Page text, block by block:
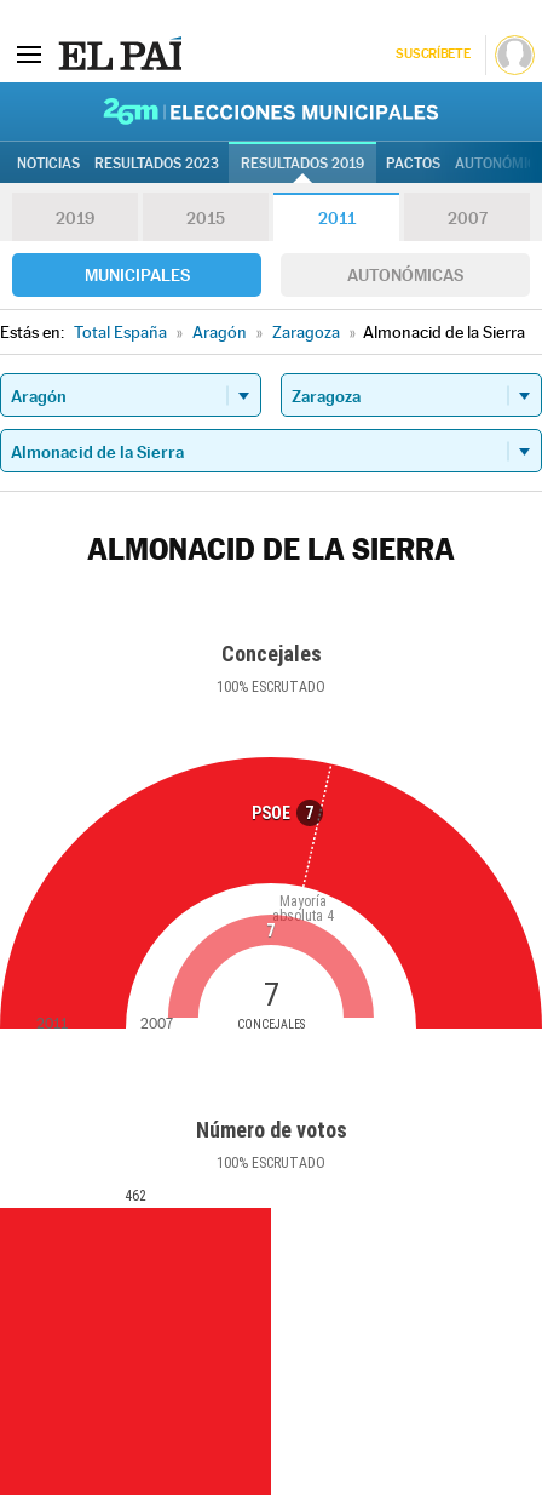
SUSCRÍBETE
NOTICIAS RESULTADOS 2023 RESULTADOS 2019 PACTOS
2019 2015 2011 2007
MUNICIPALES AUTONÓMICAS
Estás en: Total España » Aragón » Zaragoza » Almonacid de la Sierra
ALMONACID DE LA SIERRA
Concejales
100% ESCRUTADO
PSOE 7
7
CONCEJALES
Mayoría
absoluta 4
7
2011 2007
Número de votos
100% ESCRUTADO
462